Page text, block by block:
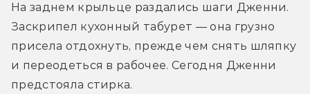
На заднем крыльце раздались шаги Дженни.
Заскрипел кухонный табурет — она грузно
присела отдохнуть, прежде чем снять шляпку
и переодеться в рабочее. Сегодня Дженни
предстояла стирка.